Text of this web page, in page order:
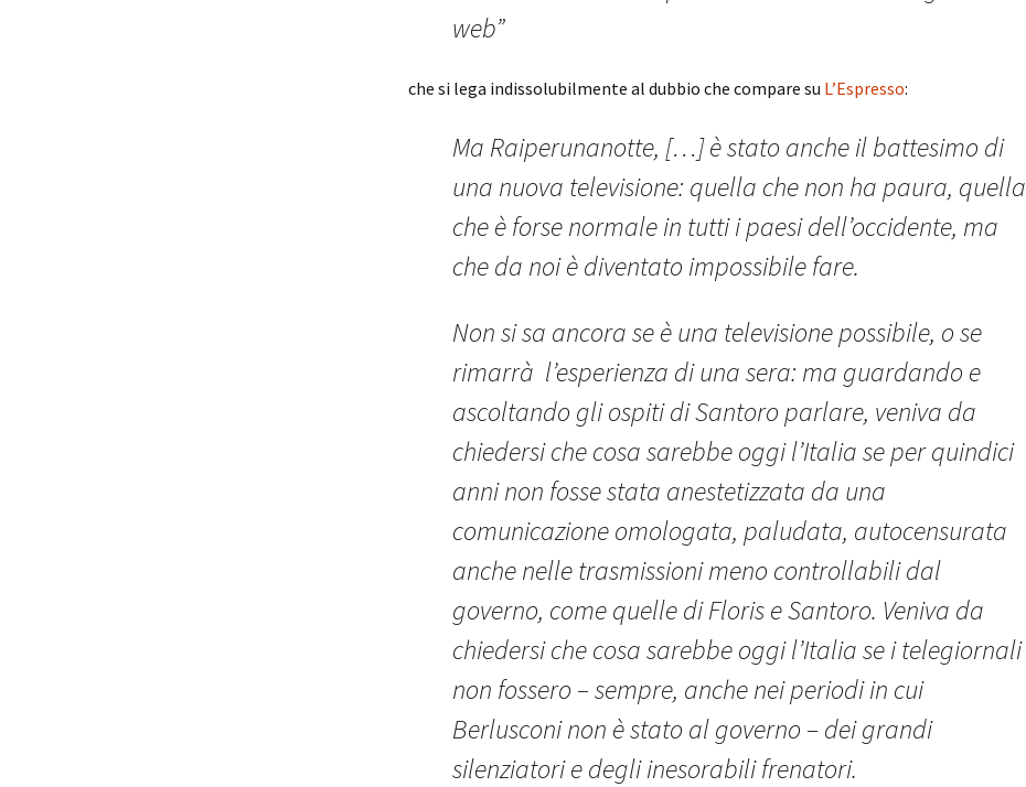
web”
che si lega indissolubilmente al dubbio che compare su L’Espresso:
Ma Raiperunanotte, […] è stato anche il battesimo di
una nuova televisione: quella che non ha paura, quella
che è forse normale in tutti i paesi dell’occidente, ma
che da noi è diventato impossibile fare.
Non si sa ancora se è una televisione possibile, o se
rimarrà l’esperienza di una sera: ma guardando e
ascoltando gli ospiti di Santoro parlare, veniva da
chiedersi che cosa sarebbe oggi l’Italia se per quindici
anni non fosse stata anestetizzata da una
comunicazione omologata, paludata, autocensurata
anche nelle trasmissioni meno controllabili dal
governo, come quelle di Floris e Santoro. Veniva da
chiedersi che cosa sarebbe oggi l’Italia se i telegiornali
non fossero – sempre, anche nei periodi in cui
Berlusconi non è stato al governo – dei grandi
silenziatori e degli inesorabili frenatori.